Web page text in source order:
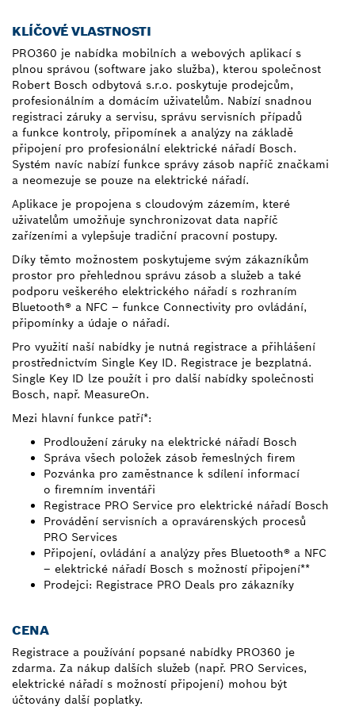
KLÍČOVÉ VLASTNOSTI
PRO360 je nabídka mobilních a webových aplikací s
plnou správou (software jako služba), kterou společnost
Robert Bosch odbytová s.r.o. poskytuje prodejcům,
profesionálním a domácím uživatelům. Nabízí snadnou
registraci záruky a servisu, správu servisních případů
a funkce kontroly, připomínek a analýzy na základě
připojení pro profesionální elektrické nářadí Bosch.
Systém navíc nabízí funkce správy zásob napříč značkami
a neomezuje se pouze na elektrické nářadí.
Aplikace je propojena s cloudovým zázemím, které
uživatelům umožňuje synchronizovat data napříč
zařízeními a vylepšuje tradiční pracovní postupy.
Díky těmto možnostem poskytujeme svým zákazníkům
prostor pro přehlednou správu zásob a služeb a také
podporu veškerého elektrického nářadí s rozhraním
Bluetooth® a NFC – funkce Connectivity pro ovládání,
připomínky a údaje o nářadí.
Pro využití naší nabídky je nutná registrace a přihlášení
prostřednictvím Single Key ID. Registrace je bezplatná.
Single Key ID lze použít i pro další nabídky společnosti
Bosch, např. MeasureOn.
Mezi hlavní funkce patří*:
Prodloužení záruky na elektrické nářadí Bosch
Správa všech položek zásob řemeslných firem
Pozvánka pro zaměstnance k sdílení informací
o firemním inventáři
Registrace PRO Service pro elektrické nářadí Bosch
Provádění servisních a opravárenských procesů
PRO Services
Připojení, ovládání a analýzy přes Bluetooth® a NFC
– elektrické nářadí Bosch s možností připojení**
Prodejci: Registrace PRO Deals pro zákazníky
CENA
Registrace a používání popsané nabídky PRO360 je
zdarma. Za nákup dalších služeb (např. PRO Services,
elektrické nářadí s možností připojení) mohou být
účtovány další poplatky.